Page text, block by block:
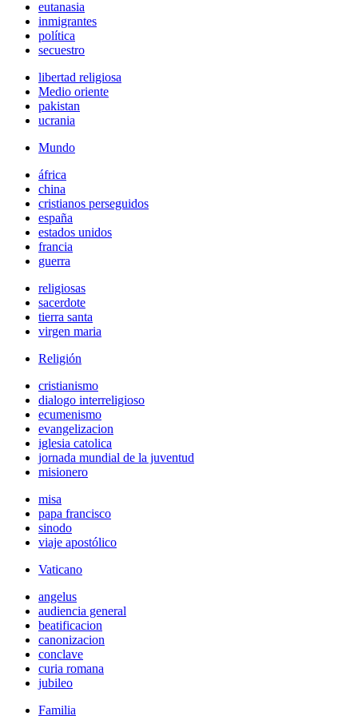
eutanasia
inmigrantes
política
secuestro
libertad religiosa
Medio oriente
pakistan
ucrania
Mundo
áfrica
china
cristianos perseguidos
españa
estados unidos
francia
guerra
religiosas
sacerdote
tierra santa
virgen maria
Religión
cristianismo
dialogo interreligioso
ecumenismo
evangelizacion
iglesia catolica
jornada mundial de la juventud
misionero
misa
papa francisco
sinodo
viaje apostólico
Vaticano
angelus
audiencia general
beatificacion
canonizacion
conclave
curia romana
jubileo
Familia